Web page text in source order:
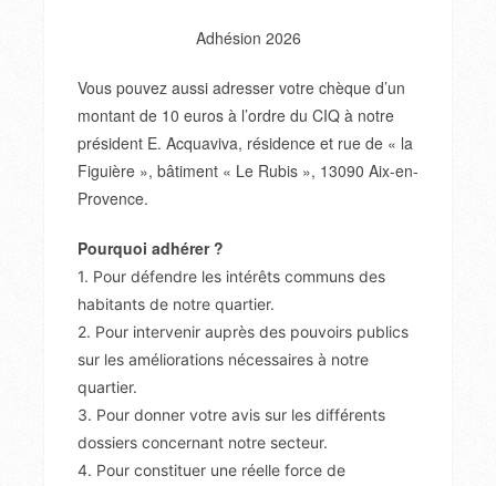
Adhésion 2026
Vous pouvez aussi adresser votre chèque d’un
montant de 10 euros à l’ordre du CIQ à notre
président E. Acquaviva, résidence et rue de « la
Figuière », bâtiment « Le Rubis », 13090 Aix-en-
Provence.
Pourquoi adhérer ?
1. Pour défendre les intérêts communs des
habitants de notre quartier.
2. Pour intervenir auprès des pouvoirs publics
sur les améliorations nécessaires à notre
quartier.
3. Pour donner votre avis sur les différents
dossiers concernant notre secteur.
4. Pour constituer une réelle force de